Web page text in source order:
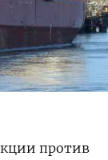
против